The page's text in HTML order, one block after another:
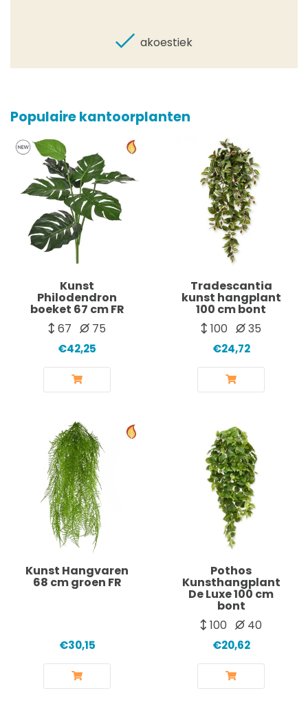
akoestiek
Populaire kantoorplanten
Kunst
Philodendron
boeket 67 cm FR
67
75
€42,25
Tradescantia
kunst hangplant
100 cm bont
100
35
€24,72
Kunst Hangvaren
68 cm groen FR
€30,15
Pothos
Kunsthangplant
De Luxe 100 cm
bont
100
40
€20,62